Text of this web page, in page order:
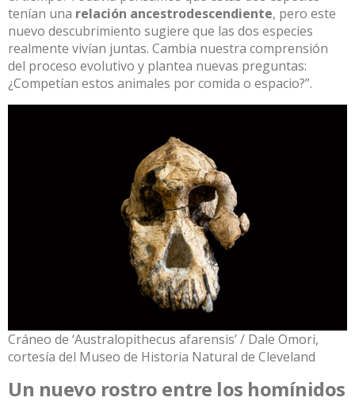
tenían una relación ancestrodescendiente, pero este
nuevo descubrimiento sugiere que las dos especies
realmente vivían juntas. Cambia nuestra comprensión
del proceso evolutivo y plantea nuevas preguntas:
¿Competían estos animales por comida o espacio?”.
Cráneo de ‘Australopithecus afarensis’ / Dale Omori,
cortesía del Museo de Historia Natural de Cleveland
Un nuevo rostro entre los homínidos